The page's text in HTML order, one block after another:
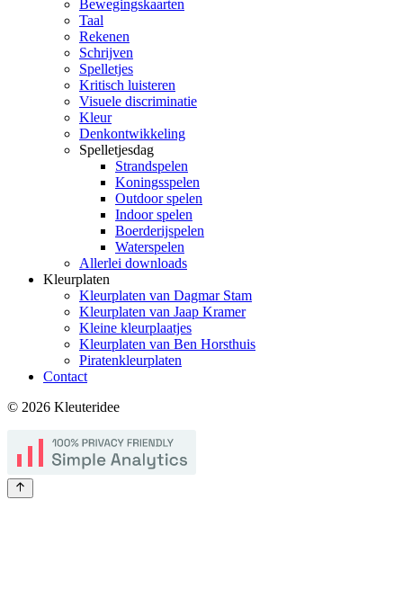
Bewegingskaarten
Taal
Rekenen
Schrijven
Spelletjes
Kritisch luisteren
Visuele discriminatie
Kleur
Denkontwikkeling
Spelletjesdag
Strandspelen
Koningsspelen
Outdoor spelen
Indoor spelen
Boerderijspelen
Waterspelen
Allerlei downloads
Kleurplaten
Kleurplaten van Dagmar Stam
Kleurplaten van Jaap Kramer
Kleine kleurplaatjes
Kleurplaten van Ben Horsthuis
Piratenkleurplaten
Contact
© 2026 Kleuteridee